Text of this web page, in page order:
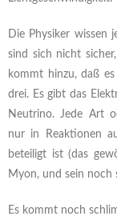
Die Physiker wissen
sind sich nicht
kommt hinzu, daß
drei. Es gibt das
Neutrino. Jede Art
nur in Reaktionen
beteiligt ist (das
Myon, und sein noch
Es kommt noch